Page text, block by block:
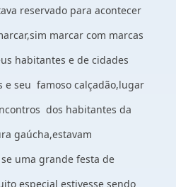
reservado para acontecer
marcar com marcas
habitantes e de cidades
e seu famoso calçadão,lugar
dos habitantes da
gaúcha,estavam
uma grande festa de
especial estivesse sendo